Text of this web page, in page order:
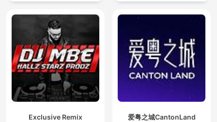
Exclusive Remix 爱粤之城CantonLand